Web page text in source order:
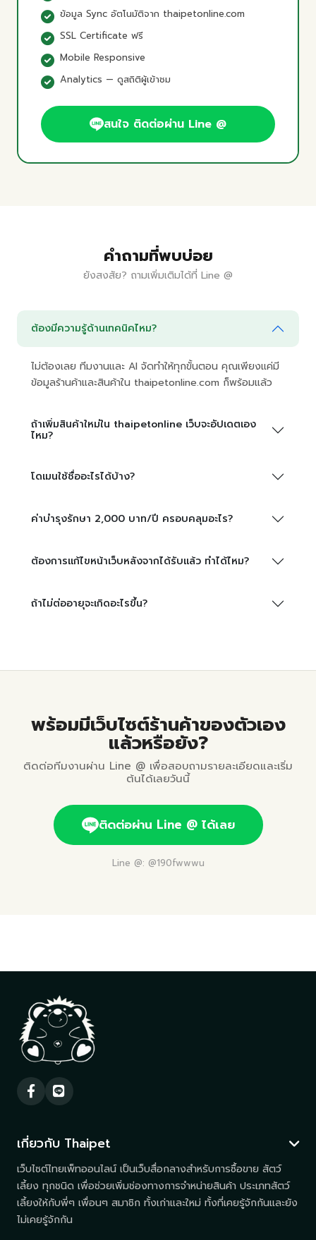
ข้อมูล Sync อัตโนมัติจาก thaipetonline.com
SSL Certificate ฟรี
Mobile Responsive
Analytics — ดูสถิติผู้เข้าชม
สนใจ ติดต่อผ่าน Line @
คำถามที่พบบ่อย
ยังสงสัย? ถามเพิ่มเติมได้ที่ Line @
ต้องมีความรู้ด้านเทคนิคไหม?
ไม่ต้องเลย ทีมงานและ AI จัดทำให้ทุกขั้นตอน คุณเพียงแค่มี
ข้อมูลร้านค้าและสินค้าใน thaipetonline.com ก็พร้อมแล้ว
ถ้าเพิ่มสินค้าใหม่ใน thaipetonline เว็บจะอัปเดตเอง
ไหม?
โดเมนใช้ชื่ออะไรได้บ้าง?
ค่าบำรุงรักษา 2,000 บาท/ปี ครอบคลุมอะไร?
ต้องการแก้ไขหน้าเว็บหลังจากได้รับแล้ว ทำได้ไหม?
ถ้าไม่ต่ออายุจะเกิดอะไรขึ้น?
พร้อมมีเว็บไซต์ร้านค้าของตัวเอง
แล้วหรือยัง?
ติดต่อทีมงานผ่าน Line @ เพื่อสอบถามรายละเอียดและเริ่ม
ต้นได้เลยวันนี้
ติดต่อผ่าน Line @ ได้เลย
Line @: @190fwwwu
เกี่ยวกับ Thaipet
เว็บไซต์ไทยเพ็ทออนไลน์ เป็นเว็บสื่อกลางสำหรับการซื้อขาย สัตว์
เลี้ยง ทุกชนิด เพื่อช่วยเพิ่มช่องทางการจำหน่ายสินค้า ประเภทสัตว์
เลี้ยงให้กับพี่ๆ เพื่อนๆ สมาชิก ทั้งเก่าและใหม่ ทั้งที่เคยรู้จักกันและยัง
ไม่เคยรู้จักกัน